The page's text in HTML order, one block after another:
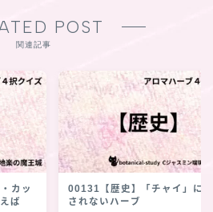
POST
関連記事
カッ
ば
00131【歴史】「チャイ」に
されないハーブ